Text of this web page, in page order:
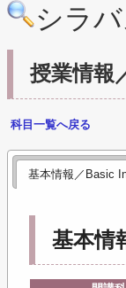
シラ
授業情報
科目一覧へ戻る
基本情報／Basic
基本情